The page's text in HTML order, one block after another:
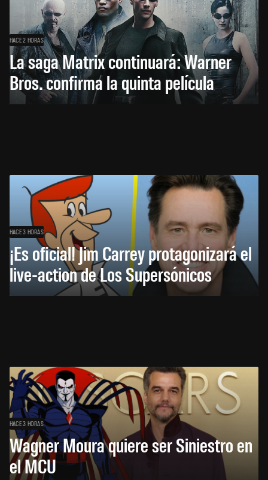
HACE 2 HORAS
La saga Matrix continuará: Warner
Bros. confirma la quinta película
HACE 3 HORAS
¡Es oficial! Jim Carrey protagonizará el
live-action de Los Supersónicos
HACE 3 HORAS
Wagner Moura quiere ser Siniestro en
el MCU